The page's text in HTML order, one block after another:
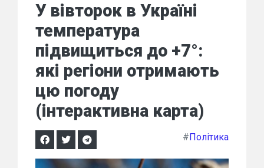
У вівторок в Україні
температура
підвищиться до +7°:
які регіони отримають
цю погоду
(інтерактивна карта)
#Політика